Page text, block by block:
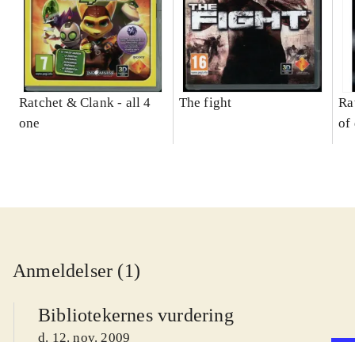
Ratchet & Clank - all 4
one
The fight
of
Anmeldelser (1)
Bibliotekernes vurdering
d. 12. nov. 2009